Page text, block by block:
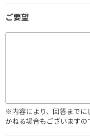
ご要望
※内容により、回答までに
かねる場合もございますの